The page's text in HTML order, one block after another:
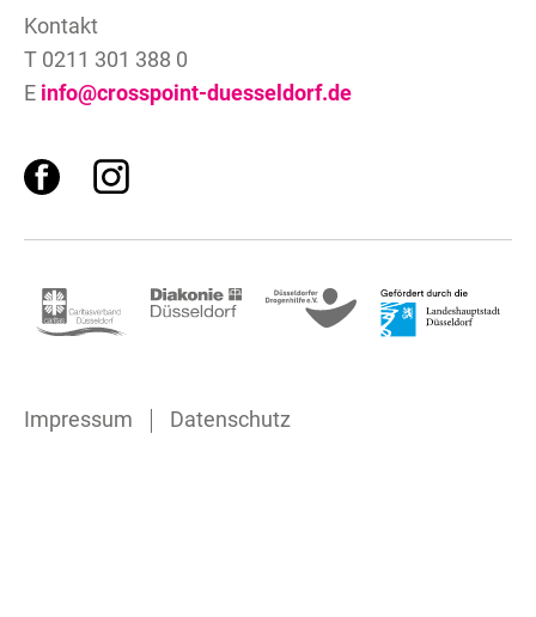
Kontakt
T 0211 301 388 0
E info@crosspoint-duesseldorf.de
F I
Impressum Datenschutz